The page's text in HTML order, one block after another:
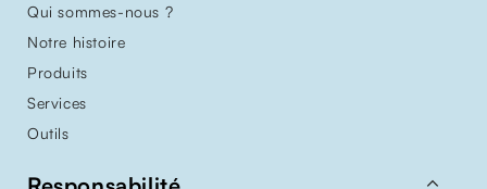
Qui sommes-nous ?
Notre histoire
Produits
Services
Outils